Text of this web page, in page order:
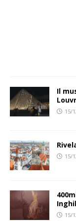
Il
15/
15/
15/